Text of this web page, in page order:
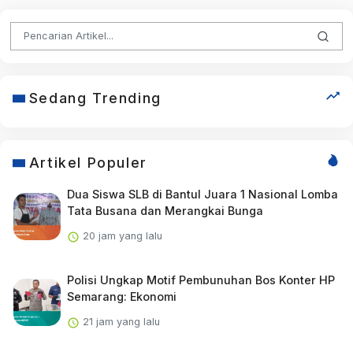
Sedang Trending
Artikel Populer
Dua Siswa SLB di Bantul Juara 1 Nasional Lomba
Tata Busana dan Merangkai Bunga
20 jam yang lalu
Polisi Ungkap Motif Pembunuhan Bos Konter HP
Semarang: Ekonomi
21 jam yang lalu